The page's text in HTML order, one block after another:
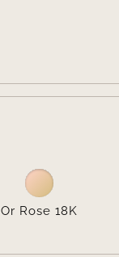
Or Rose 18K